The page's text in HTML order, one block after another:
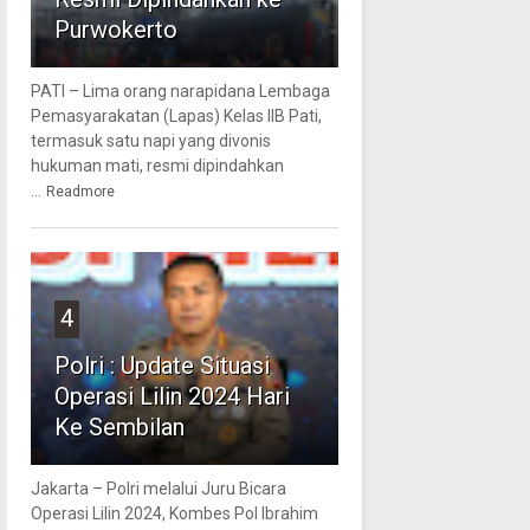
Purwokerto
PATI – Lima orang narapidana Lembaga
Pemasyarakatan (Lapas) Kelas IIB Pati,
termasuk satu napi yang divonis
hukuman mati, resmi dipindahkan
... Readmore
4
Polri : Update Situasi
Operasi Lilin 2024 Hari
Ke Sembilan
Jakarta – Polri melalui Juru Bicara
Operasi Lilin 2024, Kombes Pol Ibrahim